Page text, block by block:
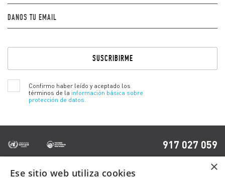
DANOS TU EMAIL
campo
vacío.
Confirmo haber leído y aceptado los
términos de la información básica sobre
protección de datos.
917 027 059
×
Ese sitio web utiliza cookies